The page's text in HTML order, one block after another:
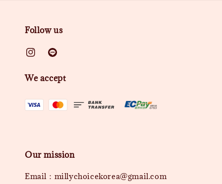
Follow us
We accept
Our mission
Email：millychoicekorea@gmail.com